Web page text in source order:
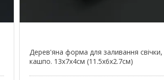
Дерев'яна форма для заливання свічки,
кашпо. 13х7х4см (11.5х6х2.7см)